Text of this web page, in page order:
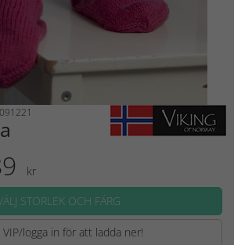
kr
STORLEK OCH FÄRG
logga in för att ladda ner!